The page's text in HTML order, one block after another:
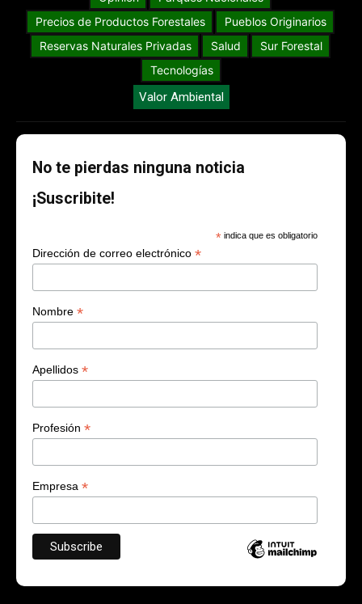
Precios de Productos Forestales
Pueblos Originarios
Reservas Naturales Privadas
Salud
Sur Forestal
Tecnologías
Valor Ambiental
No te pierdas ninguna noticia
¡Suscribite!
* indica que es obligatorio
Dirección de correo electrónico *
Nombre *
Apellidos *
Profesión *
Empresa *